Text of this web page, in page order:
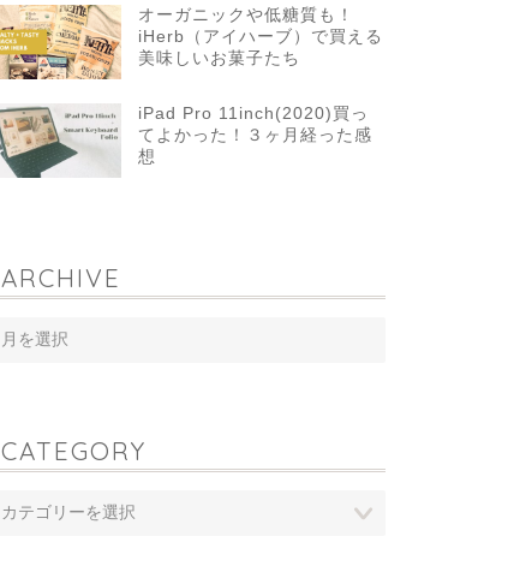
オーガニックや低糖質も！
iHerb（アイハーブ）で買える
美味しいお菓子たち
iPad Pro 11inch(2020)買っ
てよかった！３ヶ月経った感
想
ARCHIVE
CATEGORY